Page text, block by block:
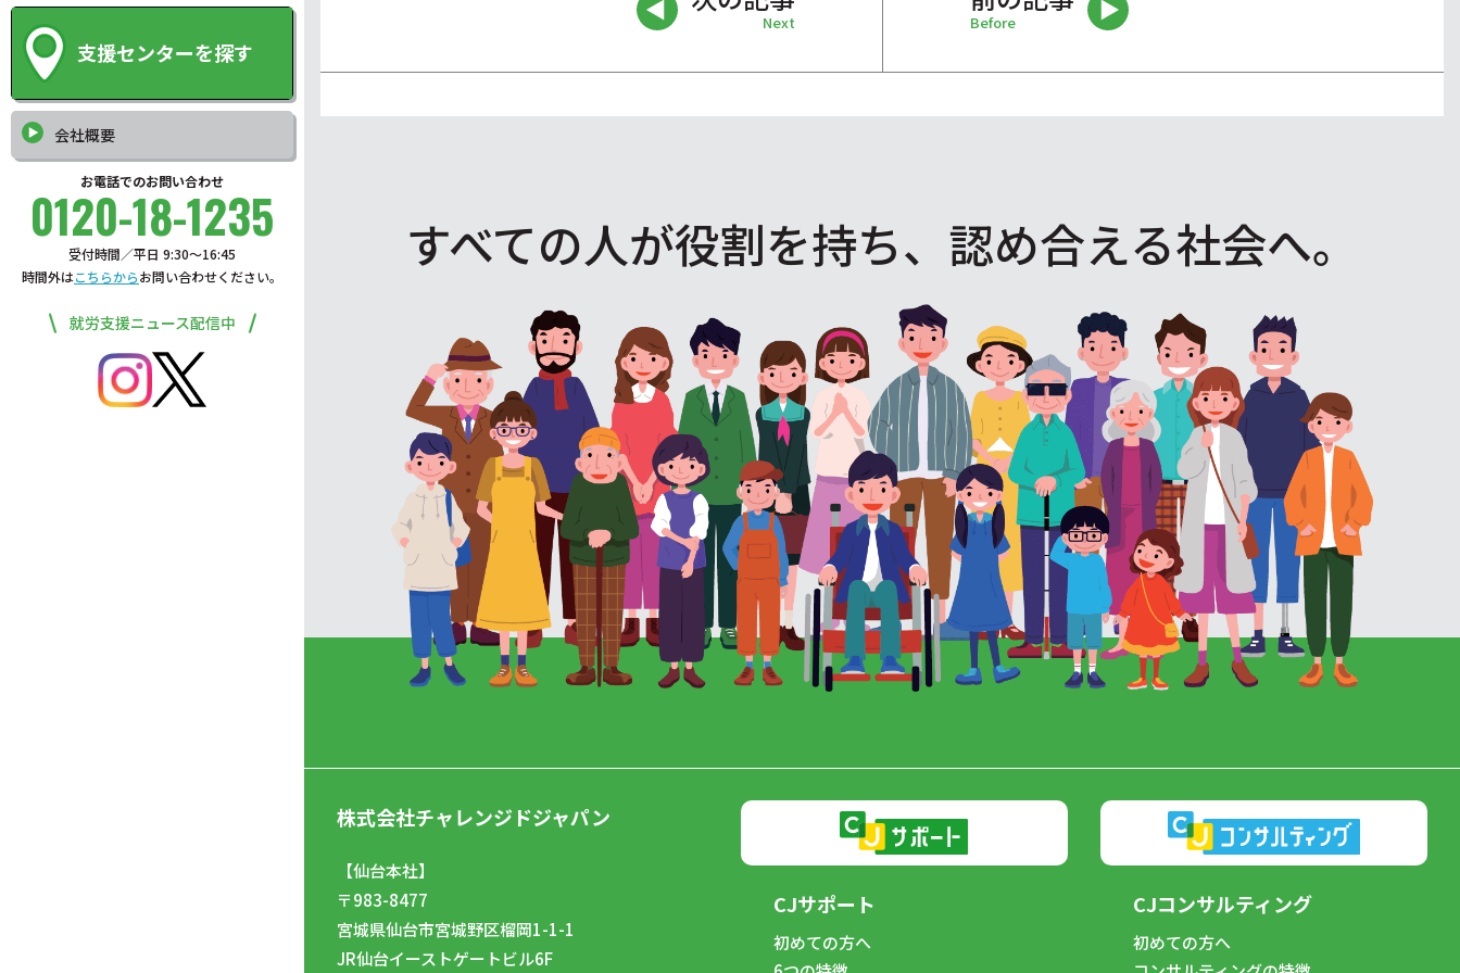
支援センターを探す
会社概要
お電話でのお問い合わせ
0120-18-1235
受付時間／平日 9:30〜16:45
時間外はこちらからお問い合わせください。
就労支援ニュース配信中
Next Before
すべての人が役割を持ち、認め合える社会へ。
株式会社チャレンジドジャパン
【仙台本社】
〒983-8477
宮城県仙台市宮城野区榴岡1-1-1
JR仙台イーストゲートビル6F
CJサポート
初めての方へ
CJコンサルティング
初めての方へ